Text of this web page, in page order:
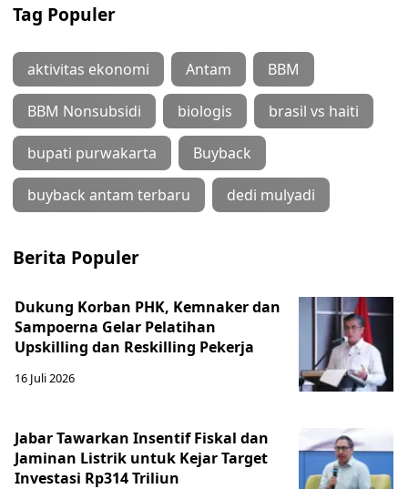
Tag Populer
aktivitas ekonomi Antam BBM
BBM Nonsubsidi biologis brasil vs haiti
bupati purwakarta Buyback
buyback antam terbaru dedi mulyadi
Berita Populer
Dukung Korban PHK, Kemnaker dan
Sampoerna Gelar Pelatihan
Upskilling dan Reskilling Pekerja
16 Juli 2026
Jabar Tawarkan Insentif Fiskal dan
Jaminan Listrik untuk Kejar Target
Investasi Rp314 Triliun